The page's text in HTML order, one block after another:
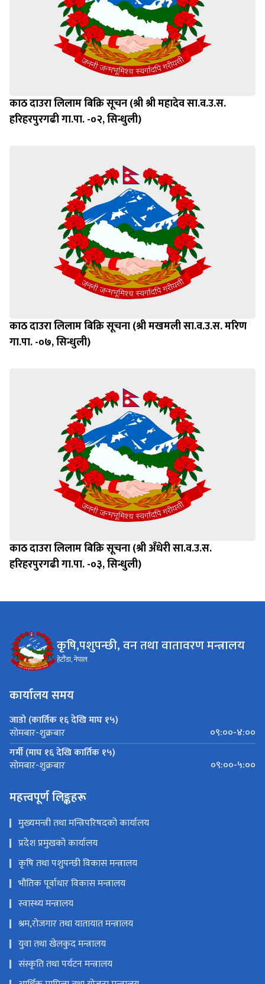
काठ दाउरा लिलाम बिक्रि सूचन (श्री श्री महादेव सा.व.उ.स.
हरिहरपुरगढी गा.पा. -०२, सिन्धुली)
काठ दाउरा लिलाम बिक्रि सूचना (श्री मखमली सा.व.उ.स. मरिण
गा.पा. -०७, सिन्धुली)
काठ दाउरा लिलाम बिक्रि सूचना (श्री अँधेरी सा.व.उ.स.
हरिहरपुरगढी गा.पा. -०३, सिन्धुली)
कृषि,पशुपन्छी, वन तथा वातावरण मन्त्रालय
हेटौंडा, नेपाल
कार्यालय समय
जाडो (कार्तिक १६ देखि माघ १५)
सोमबार-शुक्रबार
०९:००-४:००
गर्मी (माघ १६ देखि कार्तिक १५)
सोमबार-शुक्रबार ०९:००-५:००
महत्त्वपूर्ण लिङ्कहरू
मुख्यमन्त्री तथा मन्त्रिपरिषदको कार्यालय
प्रदेश प्रमुखको कार्यालय
कृषि तथा पशुपन्छी विकास मन्त्रालय
भौतिक पूर्वाधार विकास मन्त्रालय
स्वास्थ्य मन्त्रालय
श्रम,रोजगार तथा यातायात मन्त्रालय
युवा तथा खेलकुद मन्त्रालय
संस्कृति तथा पर्यटन मन्त्रालय